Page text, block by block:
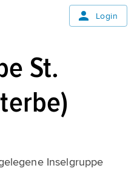
Login
St.
Inselgruppe